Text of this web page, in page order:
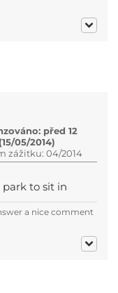
před 12
05/2014)
zážitku: 04/2014
to sit in
a nice comment